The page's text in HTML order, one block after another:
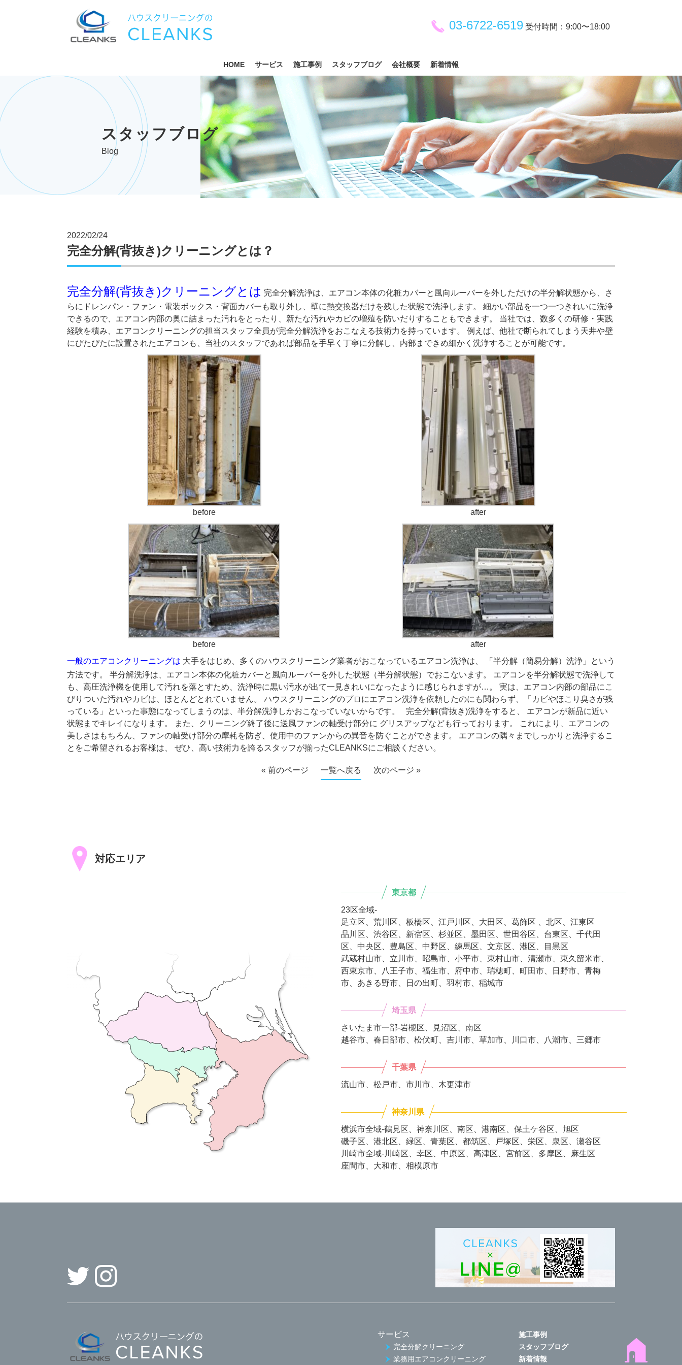
03-6722-6519 受付時間：9:00〜18:00
HOME サービス 施工事例 スタッフブログ 会社概要 新着情報
スタッフブログ
Blog
2022/02/24
完全分解(背抜き)クリーニングとは？
完全分解(背抜き)クリーニングとは 完全分解洗浄は、エアコン本体の化粧カバーと風向ルーバーを外しただけの半分解状態から、さ
らにドレンパン・ファン・電装ボックス・背面カバーも取り外し、壁に熱交換器だけを残した状態で洗浄します。 細かい部品を一つ一つきれいに洗浄
できるので、エアコン内部の奥に詰まった汚れをとったり、新たな汚れやカビの増殖を防いだりすることもできます。 当社では、数多くの研修・実践
経験を積み、エアコンクリーニングの担当スタッフ全員が完全分解洗浄をおこなえる技術力を持っています。 例えば、他社で断られてしまう天井や壁
にぴたぴたに設置されたエアコンも、当社のスタッフであれば部品を手早く丁寧に分解し、内部まできめ細かく洗浄することが可能です。
before after
before
after
一般のエアコンクリーニングは 大手をはじめ、多くのハウスクリーニング業者がおこなっているエアコン洗浄は、 「半分解（簡易分解）洗浄」という
方法です。 半分解洗浄は、エアコン本体の化粧カバーと風向ルーバーを外した状態（半分解状態）でおこないます。 エアコンを半分解状態で洗浄して
も、高圧洗浄機を使用して汚れを落とすため、洗浄時に黒い汚水が出て一見きれいになったように感じられますが…。 実は、エアコン内部の部品にこ
びりついた汚れやカビは、ほとんどとれていません。 ハウスクリーニングのプロにエアコン洗浄を依頼したのにも関わらず、「カビやほこり臭さが残
っている」といった事態になってしまうのは、半分解洗浄しかおこなっていないからです。 完全分解(背抜き)洗浄をすると、 エアコンが新品に近い
状態までキレイになります。 また、クリーニング終了後に送風ファンの軸受け部分に グリスアップなども行っております。 これにより、エアコンの
美しさはもちろん、ファンの軸受け部分の摩耗を防ぎ、使用中のファンからの異音を防ぐことができます。 エアコンの隅々までしっかりと洗浄するこ
とをご希望されるお客様は、 ぜひ、高い技術力を誇るスタッフが揃ったCLEANKSにご相談ください。
« 前のページ 一覧へ戻る 次のページ »
対応エリア
東京都
23区全域-
足立区、荒川区、板橋区、江戸川区、大田区、葛飾区 、北区、江東区
品川区、渋谷区、新宿区、杉並区、墨田区、世田谷区、台東区、千代田
区、中央区、豊島区、中野区、練馬区、文京区、港区、目黒区
武蔵村山市、立川市、昭島市、小平市、東村山市、清瀬市、東久留米市、
西東京市、八王子市、福生市、府中市、瑞穂町、町田市、日野市、青梅
市、あきる野市、日の出町、羽村市、稲城市
埼玉県
さいたま市一部-岩槻区、見沼区、南区
越谷市、春日部市、松伏町、吉川市、草加市、川口市、八潮市、三郷市
千葉県
流山市、松戸市、市川市、木更津市
神奈川県
横浜市全域-鶴見区、神奈川区、南区、港南区、保土ケ谷区、旭区
磯子区、港北区、緑区、青葉区、都筑区、戸塚区、栄区、泉区、瀬谷区
川崎市全域-川崎区、幸区、中原区、高津区、宮前区、多摩区、麻生区
座間市、大和市、相模原市
サービス
完全分解クリーニング
業務用エアコンクリーニング
施工事例
スタッフブログ
新着情報